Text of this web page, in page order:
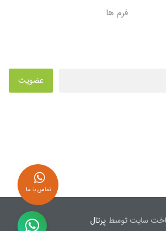
فرم ها
عضویت
سایت توسطپرتال
تماس با ما